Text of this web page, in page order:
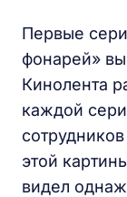
Первые
фонарей»
Кинолента
каждой
этой
видел